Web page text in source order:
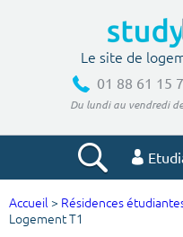
Le site de
01 88 61 15
Du lundi au vendredi
Accueil > Résidences
Logement T1